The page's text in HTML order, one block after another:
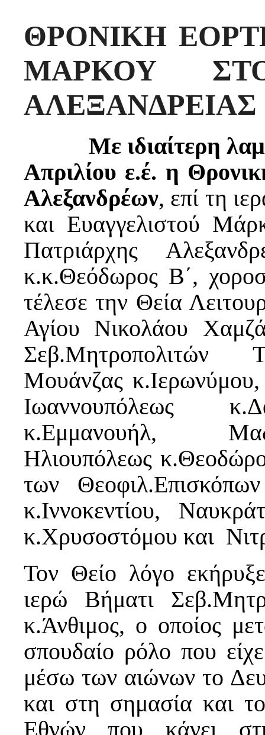
ΘΡΟΝΙΚΗ
ΜΑΡΚΟΥ
ΑΛΕΞΑΝΔΡΕΙΑΣ
Με ιδιαίτερη
Απριλίου ε.έ. η
Αλεξανδρέων, επί τη
και Ευαγγελιστού
Πατριάρχης
κ.κ.Θεόδωρος Β΄,
τέλεσε την Θεία
Αγίου Νικολάου
Σεβ.Μητροπολιτών
Μουάνζας
Ιωαννουπόλεως
κ.Εμμανουήλ,
Ηλιουπόλεως
των
κ.Ιννοκεντίου,
κ.Χρυσοστόμου και
Τον Θείο λόγο
ιερώ Βήματι
κ.Άνθιμος, ο οποίος
σπουδαίο ρόλο που
μέσω των αιώνων το
και στη σημασία και
Εθνών που κάνει